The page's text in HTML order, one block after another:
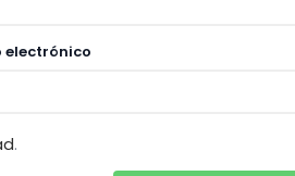
electrónico
.